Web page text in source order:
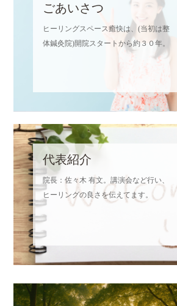
ごあいさつ
ヒーリングスペース癒快は、(当初は整
体鍼灸院)開院スタートから約３０年。
代表紹介
院長：佐々木 有文。講演会など行い、
ヒーリングの良さを伝えてます。